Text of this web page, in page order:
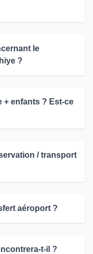
le
?
+ enfants ? Est-ce
/ transport
aéroport ?
t-il ?